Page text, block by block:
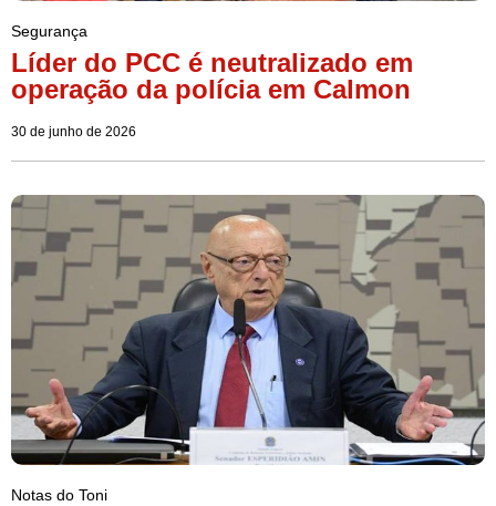
Segurança
Líder do PCC é neutralizado em
operação da polícia em Calmon
30 de junho de 2026
Notas do Toni